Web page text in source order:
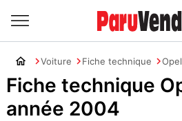
Voiture Fiche technique Opel
Fiche technique
année 2004